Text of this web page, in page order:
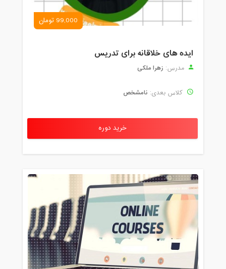
99,000 تومان
ایده های خلاقانه برای تدریس
مدرس: زهرا ملکی
کلاس بعدی: نامشخص
خرید دوره